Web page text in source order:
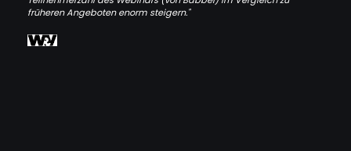
früheren Angeboten enorm steigern."